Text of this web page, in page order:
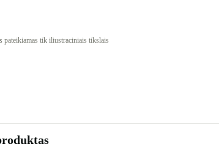
pateikiamas tik iliustraciniais tikslais